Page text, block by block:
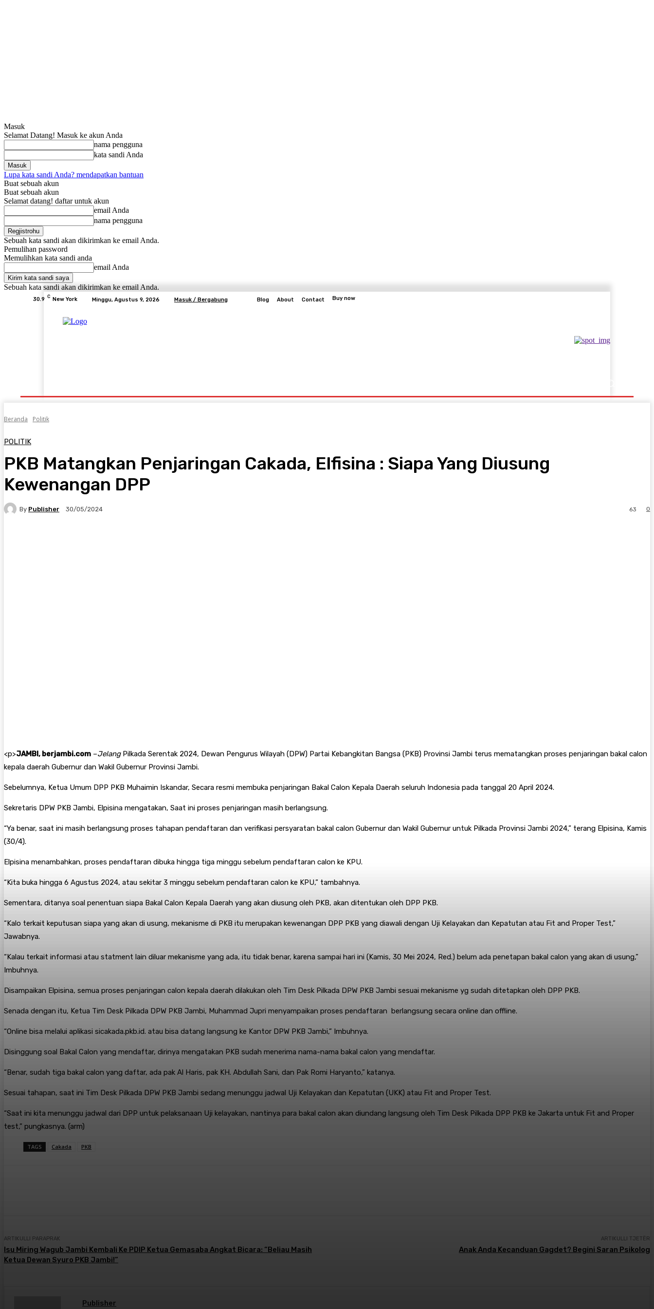
Masuk
Selamat Datang! Masuk ke akun Anda
nama pengguna
kata sandi Anda
Lupa kata sandi Anda? mendapatkan bantuan
Buat sebuah akun
Buat sebuah akun
Selamat datang! daftar untuk akun
email Anda
nama pengguna
Sebuah kata sandi akan dikirimkan ke email Anda.
Pemulihan password
Memulihkan kata sandi anda
email Anda
Sebuah kata sandi akan dikirimkan ke email Anda.
30.9 C New York Minggu, Agustus 9, 2026 Masuk / Bergabung Blog About Contact Buy now
Beranda Politik
POLITIK
PKB Matangkan Penjaringan Cakada, Elfisina : Siapa Yang Diusung
Kewenangan DPP
By Publisher 30/05/2024 0
63
<p>JAMBI, berjambi.com –JelangPilkada Serentak 2024, Dewan Pengurus Wilayah (DPW) Partai Kebangkitan Bangsa (PKB) Provinsi Jambi terus mematangkan proses penjaringan bakal calon
kepala daerah Gubernur dan Wakil Gubernur Provinsi Jambi.
Sebelumnya, Ketua Umum DPP PKB Muhaimin Iskandar, Secara resmi membuka penjaringan Bakal Calon Kepala Daerah seluruh Indonesia pada tanggal 20 April 2024.
Sekretaris DPW PKB Jambi, Elpisina mengatakan, Saat ini proses penjaringan masih berlangsung.
“Ya benar, saat ini masih berlangsung proses tahapan pendaftaran dan verifikasi persyaratan bakal calon Gubernur dan Wakil Gubernur untuk Pilkada Provinsi Jambi 2024,” terang Elpisina, Kamis
(30/4).
Elpisina menambahkan, proses pendaftaran dibuka hingga tiga minggu sebelum pendaftaran calon ke KPU.
“Kita buka hingga 6 Agustus 2024, atau sekitar 3 minggu sebelum pendaftaran calon ke KPU,” tambahnya.
Sementara, ditanya soal penentuan siapa Bakal Calon Kepala Daerah yang akan diusung oleh PKB, akan ditentukan oleh DPP PKB.
“Kalo terkait keputusan siapa yang akan di usung, mekanisme di PKB itu merupakan kewenangan DPP PKB yang diawali dengan Uji Kelayakan dan Kepatutan atau Fit and Proper Test,”
Jawabnya.
“Kalau terkait informasi atau statment lain diluar mekanisme yang ada, itu tidak benar, karena sampai hari ini (Kamis, 30 Mei 2024, Red.) belum ada penetapan bakal calon yang akan di usung,”
Imbuhnya.
Disampaikan Elpisina, semua proses penjaringan calon kepala daerah dilakukan oleh Tim Desk Pilkada DPW PKB Jambi sesuai mekanisme yg sudah ditetapkan oleh DPP PKB.
Senada dengan itu, Ketua Tim Desk Pilkada DPW PKB Jambi, Muhammad Jupri menyampaikan proses pendaftaran berlangsung secara online dan offline.
“Online bisa melalui aplikasi sicakada.pkb.id. atau bisa datang langsung ke Kantor DPW PKB Jambi,” Imbuhnya.
Disinggung soal Bakal Calon yang mendaftar, dirinya mengatakan PKB sudah menerima nama-nama bakal calon yang mendaftar.
“Benar, sudah tiga bakal calon yang daftar, ada pak Al Haris, pak KH. Abdullah Sani, dan Pak Romi Haryanto,” katanya.
Sesuai tahapan, saat ini Tim Desk Pilkada DPW PKB Jambi sedang menunggu jadwal Uji Kelayakan dan Kepatutan (UKK) atau Fit and Proper Test.
“Saat ini kita menunggu jadwal dari DPP untuk pelaksanaan Uji kelayakan, nantinya para bakal calon akan diundang langsung oleh Tim Desk Pilkada DPP PKB ke Jakarta untuk Fit and Proper
test,” pungkasnya. (arm)
TAGS Cakada PKB
ARTIKULLI PARAPRAK
Isu Miring Wagub Jambi Kembali Ke PDIP Ketua Gemasaba Angkat Bicara: “Beliau Masih
Ketua Dewan Syuro PKB Jambi!”
ARTIKULLI TJETËR
Anak Anda Kecanduan Gagdet? Begini Saran Psikolog
Publisher